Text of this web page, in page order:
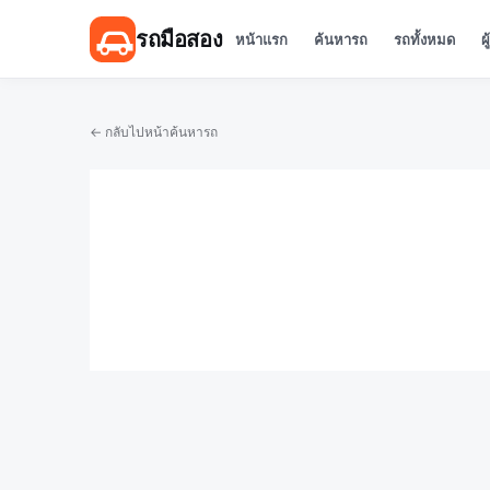
รถมือสอง หน้าแรก ค้นหารถ รถทั้งหมด
← กลับไปหน้าค้นหารถ